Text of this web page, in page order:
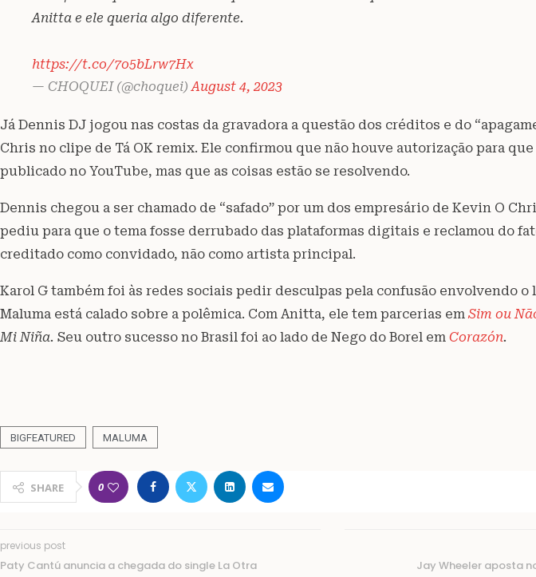
Anitta e ele queria algo diferente.
https://t.co/7o5bLrw7Hx
— CHOQUEI (@choquei)August 4, 2023
Já Dennis DJ jogou nas costas da gravadora a questão dos créditos e do
Chris no clipe de Tá OK remix. Ele confirmou que não houve autorização para
publicado no YouTube, mas que as coisas estão se resolvendo.
Dennis chegou a ser chamado de “safado” por um dos empresário de Kevin O
pediu para que o tema fosse derrubado das plataformas digitais e reclamou do
creditado como convidado, não como artista principal.
Karol G também foi às redes sociais pedir desculpas pela confusão envolvendo o
Maluma está calado sobre a polêmica. Com Anitta, ele tem parcerias em Sim ou
Mi Niña. Seu outro sucesso no Brasil foi ao lado de Nego do Borel em Corazón.
BIGFEATURED MALUMA
SHARE 0
previous post
Paty Cantú anuncia a chegada do single La Otra Jay Wheeler aposta